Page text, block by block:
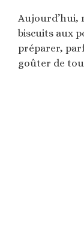
Aujourd’hui,
biscuits aux
préparer,
goûter de